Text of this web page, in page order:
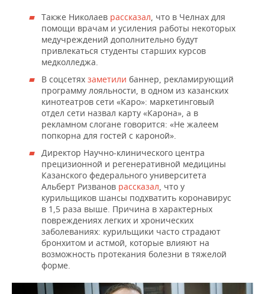
Также Николаев рассказал, что в Челнах для
помощи врачам и усиления работы некоторых
медучреждений дополнительно будут
привлекаться студенты старших курсов
медколледжа.
В соцсетях заметили баннер, рекламирующий
программу лояльности, в одном из казанских
кинотеатров сети «Каро»: маркетинговый
отдел сети назвал карту «Карона», а в
рекламном слогане говорится: «Не жалеем
попкорна для гостей с кароной».
Директор Научно-клинического центра
прецизионной и регенеративной медицины
Казанского федерального университета
Альберт Ризванов рассказал, что у
курильщиков шансы подхватить коронавирус
в 1,5 раза выше. Причина в характерных
повреждениях легких и хронических
заболеваниях: курильщики часто страдают
бронхитом и астмой, которые влияют на
возможность протекания болезни в тяжелой
форме.